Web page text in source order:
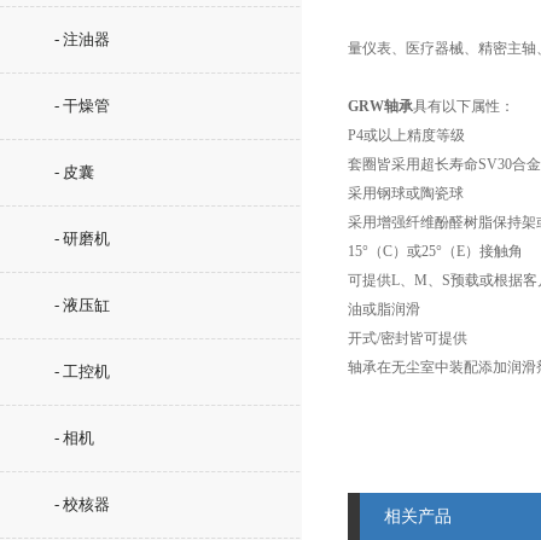
- 注油器
- 干燥管
- 皮囊
- 研磨机
- 液压缸
- 工控机
- 相机
- 校核器
量仪表、医疗器械、精密主
GRW轴承具有以下属性：
P4或以上精度等级
套圈皆采用超长寿命SV30合
采用钢球或陶瓷球
采用增强纤维酚醛树脂保持架
15°（C）或25°（E）接触角
可提供L、M、S预载或根据
油或脂润滑
开式/密封皆可提供
轴承在无尘室中装配添加润滑
相关产品